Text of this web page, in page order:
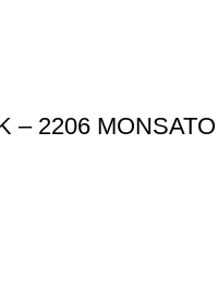
– 2206 MONSATO